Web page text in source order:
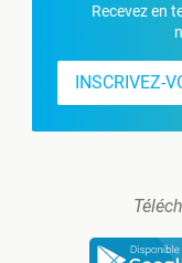
Recevez en
INSCRIVEZ-